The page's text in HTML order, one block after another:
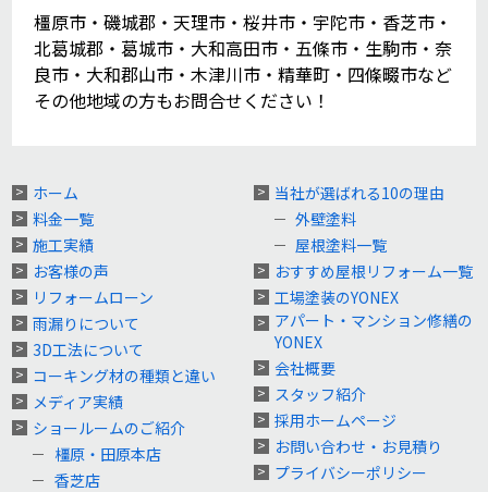
橿原市・磯城郡・天理市・桜井市・宇陀市・香芝市・
北葛城郡・葛城市・大和高田市・五條市・生駒市・奈
良市・大和郡山市・木津川市・精華町・四條畷市など
その他地域の方もお問合せください！
ホーム
料金一覧
施工実績
お客様の声
リフォームローン
雨漏りについて
3D工法について
コーキング材の種類と違い
メディア実績
ショールームのご紹介
橿原・田原本店
香芝店
当社が選ばれる10の理由
外壁塗料
屋根塗料一覧
おすすめ屋根リフォーム一覧
工場塗装のYONEX
アパート・マンション修繕の
YONEX
会社概要
スタッフ紹介
採用ホームページ
お問い合わせ・お見積り
プライバシーポリシー